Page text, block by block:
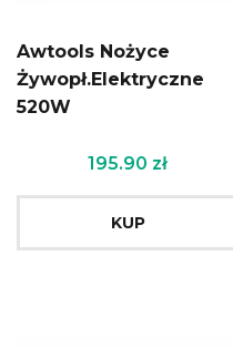
Awtools Nożyce
Żywopł.Elektryczne
520W
195.90 zł
KUP